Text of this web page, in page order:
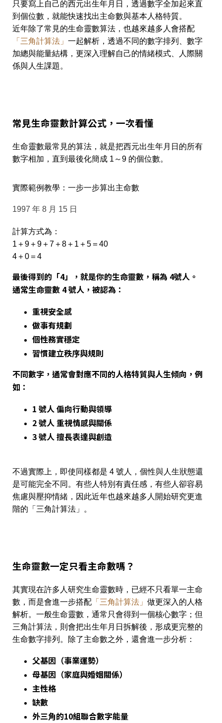
只要寫上自己的西元出生年月日，透過數字全加起來直
到個位數，就能快速找出主命數與基本人格特質。
近年除了常見的生命靈數算法，也越來越多人會搭配
「三角計算法」 一起解析，透過不同的數字排列、數字
加總與能量結構，更深入理解自己的情緒模式、人際關
係與人生課題。
常見生命靈數計算公式，一次看懂
生命靈數最常見的算法，就是把西元出生年月日的所有
數字相加，直到最後化簡成 1～9 的個位數。
實際範例教學：一步一步算出主命數
1997 年 8 月 15 日
計算方式為：
1＋9＋9＋7＋8＋1＋5＝40
4＋0＝4
最後得到的「4」，就是你的生命靈數，稱為 4號人。
通常生命靈數 4 號人，被認為：
重視安全感
做事有規劃
個性務實穩定
習慣建立秩序與規則
不同數字，通常會對應不同的人格特質與人生傾向，例
如：
1 號人 偏向行動與領導
2 號人 重視情感與關係
3 號人 擅長表達與創造
不過實際上，即使同樣都是 4 號人，個性與人生狀態還
是可能完全不同。有些人特別有責任感，有些人卻容易
焦慮與壓抑情緒，因此近年也越來越多人開始研究更進
階的「三角計算法」。
生命靈數一定只看主命數嗎？
其實現在許多人研究生命靈數時，已經不只看單一主命
數，而是會進一步搭配 「三角計算法」 做更深入的人格
解析。一般生命靈數，通常只會得到一個核心數字；但
三角計算法，則會把出生年月日拆解後，形成更完整的
生命數字排列。除了主命數之外，還會進一步分析：
父基因（事業運勢）
母基因（家庭與婚姻關係）
主性格
缺數
外三角的10組聯合數字能量